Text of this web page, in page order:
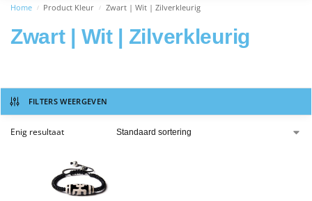
Home / Product Kleur / Zwart | Wit | Zilverkleurig
Zwart | Wit | Zilverkleurig
FILTERS WEERGEVEN
Enig resultaat